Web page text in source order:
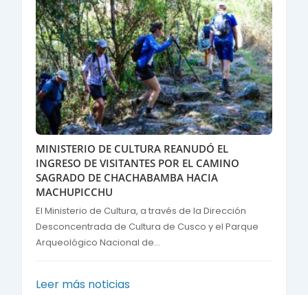
MINISTERIO DE CULTURA REANUDÓ EL
INGRESO DE VISITANTES POR EL CAMINO
SAGRADO DE CHACHABAMBA HACIA
MACHUPICCHU
El Ministerio de Cultura, a través de la Dirección
Desconcentrada de Cultura de Cusco y el Parque
Arqueológico Nacional de...
Leer más noticias